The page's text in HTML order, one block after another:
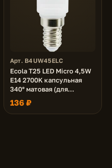
Арт. B4UW45ELC
Ecola T25 LED Micro 4,5W
E14 2700K капсульная
340° матовая (для
холодил., шв. машинки и
т.д.) 60x22 mm
136 ₽